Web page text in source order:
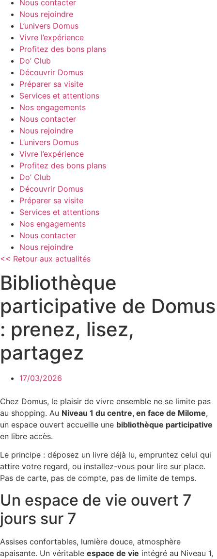
Nous contacter
Nous rejoindre
L’univers Domus
Vivre l’expérience
Profitez des bons plans
Do’ Club
Découvrir Domus
Préparer sa visite
Services et attentions
Nos engagements
Nous contacter
Nous rejoindre
L’univers Domus
Vivre l’expérience
Profitez des bons plans
Do’ Club
Découvrir Domus
Préparer sa visite
Services et attentions
Nos engagements
Nous contacter
Nous rejoindre
<< Retour aux actualités
Bibliothèque
participative de Domus
: prenez, lisez,
partagez
17/03/2026
Chez Domus, le plaisir de vivre ensemble ne se limite pas
au shopping. Au Niveau 1 du centre, en face de Milome,
un espace ouvert accueille une bibliothèque participative
en libre accès.
Le principe : déposez un livre déjà lu, empruntez celui qui
attire votre regard, ou installez-vous pour lire sur place.
Pas de carte, pas de compte, pas de limite de temps.
Un espace de vie ouvert 7
jours sur 7
Assises confortables, lumière douce, atmosphère
apaisante. Un véritable espace de vie intégré au Niveau 1,